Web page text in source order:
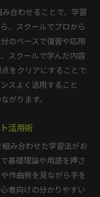
合わせることで、学習
、スクールでプロから
のペースで復習や応用
スクールで学んだ内容
をクリアにすることで
スよく活用すること
がります。
活用術
み合わせた学習法がお
基礎理論や用語を押さ
作曲例を見ながら手を
者向けの分かりやすい